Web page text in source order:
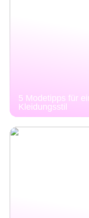
5 Modetipps für
Kleidungsstil